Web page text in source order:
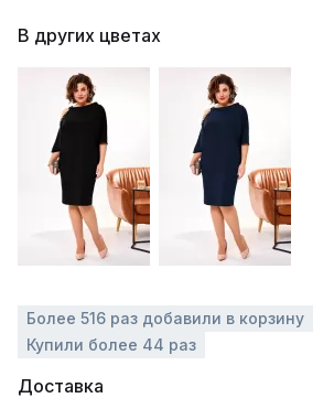
В других цветах
Более 516 раз добавили в корзину
Купили более 44 раз
Доставка